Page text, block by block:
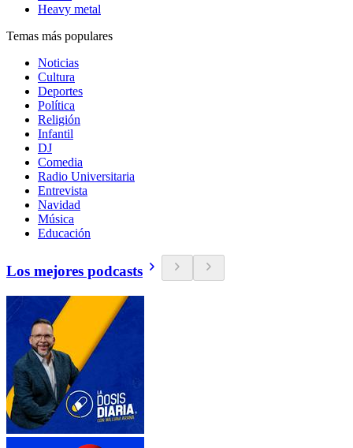
Heavy metal
Temas más populares
Noticias
Cultura
Deportes
Política
Religión
Infantil
DJ
Comedia
Radio Universitaria
Entrevista
Navidad
Música
Educación
Los mejores podcasts